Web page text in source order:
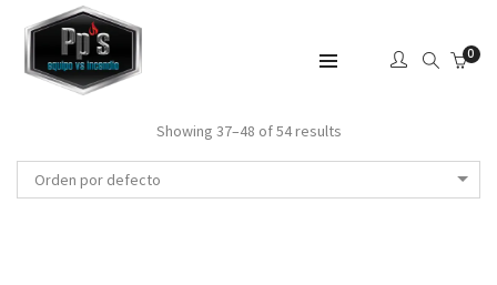
0
Showing 37–48 of 54 results
Orden por defecto